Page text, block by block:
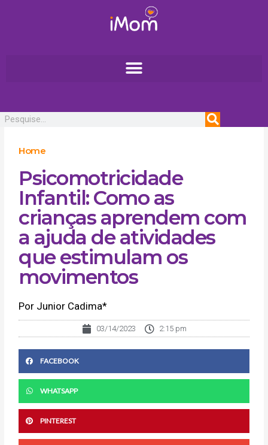
Home
Psicomotricidade
Infantil: Como as
crianças aprendem com
a ajuda de atividades
que estimulam os
movimentos
Por Junior Cadima*
03/14/2023 2:15 pm
FACEBOOK
WHATSAPP
PINTEREST